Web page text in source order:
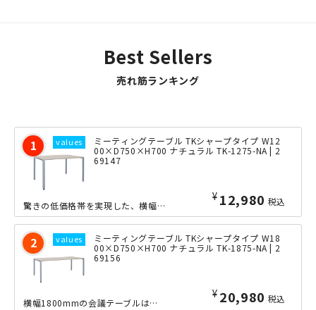
Best Sellers
売れ筋ランキング
ミーティングテーブル TKシャープタイプ W12
00×D750×H700 ナチュラル TK-1275-NA | 2
69147
¥ 12,980 税込
驚きの低価格帯を実現した、横幅1200×奥行き750mmの会議用テーブルです。定...
ミーティングテーブル TKシャープタイプ W18
00×D750×H700 ナチュラル TK-1875-NA | 2
69156
¥ 20,980 税込
横幅1800mmの会議テーブルは、向い合って4人、あるいは6人での使用に最適なサ...